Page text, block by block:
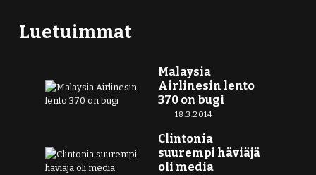
Luetuimmat
Malaysia
Airlinesin lento
370 on bugi
18.3.2014
Clintonia
suurempi häviäjä
oli media